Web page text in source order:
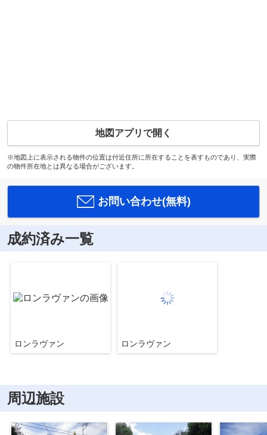
地図アプリで開く
※地図上に表示される物件の位置は付近住所に所在することを表すものであり、実際
の物件所在地とは異なる場合がございます。
お問い合わせ(無料)
成約済み一覧
ロンラヴァン ロンラヴァン
周辺施設